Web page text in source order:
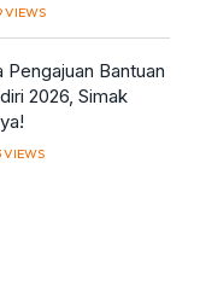
VIEWS
Bantuan
2026, Simak
VIEWS